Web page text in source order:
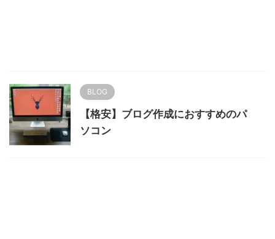
BLOG
【格安】ブログ作成におすすめのパ
ソコン